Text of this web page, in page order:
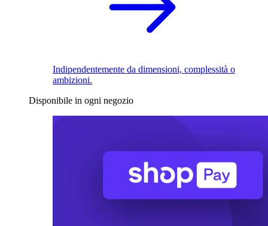
Indipendentemente da dimensioni, complessità o
ambizioni.
Disponibile in ogni negozio